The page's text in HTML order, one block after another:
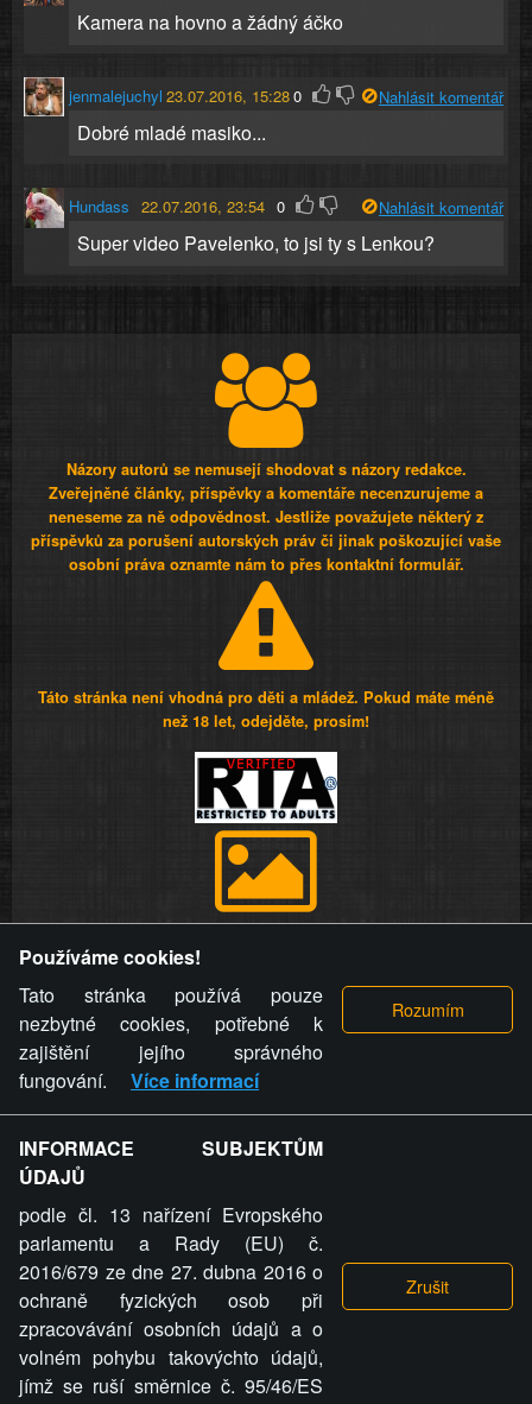
Kamera na hovno a žádný áčko
jenmalejuchyl 23.07.2016, 15:280 Nahlásit komentář
Dobré mladé masiko...
Hundass 22.07.2016, 23:54 0 Nahlásit komentář
Super video Pavelenko, to jsi ty s Lenkou?
Názory autorů se nemusejí shodovat s názory redakce.
Zveřejněné články, příspěvky a komentáře necenzurujeme a
neneseme za ně odpovědnost. Jestliže považujete některý z
příspěvků za porušení autorských práv či jinak poškozující vaše
osobní práva oznamte nám to přes kontaktní formulář.
Táto stránka není vhodná pro děti a mládež. Pokud máte méně
než 18 let, odejděte, prosím!
videa a komentáře. Osoba, které se toto opatření provozovatele
stránky týče, ani osoba, která umístila fotografii nebo video na
stránku, nemůže z důvodu odstranění fotografie, videa nebo
komentáře pro výše uvedenou okolnost uplatnit vůči
provozovateli stránky žádný nárok na náhradu škody nebo
nemajetkové újmy.
ZVRÁCENÝ.CZ - Svět není zvrácenej. To jen
ty lidi...
ZVRÁCENÝ.CZ
PRAVIDLA A PODMÍNKY GDPR
Používáme cookies!
Tato stránka používá pouze
nezbytné cookies, potřebné k
zajištění jejího správného
fungování.
Více informací
INFORMACE SUBJEKTŮM
ÚDAJŮ
podle čl. 13 nařízení Evropského
parlamentu a Rady (EU) č.
2016/679 ze dne 27. dubna 2016 o
ochraně fyzických osob při
zpracovávání osobních údajů a o
volném pohybu takovýchto údajů,
jímž se ruší směrnice č. 95/46/ES